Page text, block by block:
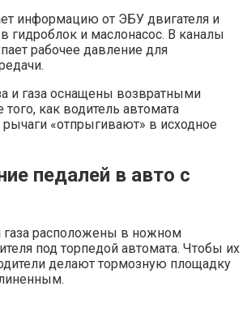
информацию от ЭБУ двигателя и
гидроблок и маслонасос. В каналы
рабочее давление для
и газа оснащены возвратными
как водитель автомата
рычаги «отпрыгивают» в исходное
педалей в авто с
газа расположены в ножном
под торпедой автомата. Чтобы их
делают тормозную площадку